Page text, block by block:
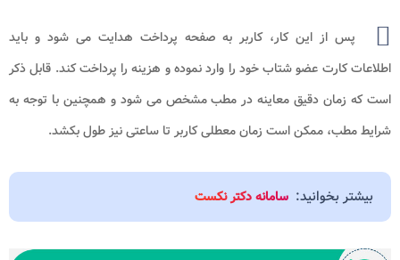
پس از این کار، کاربر به صفحه پرداخت هدایت می شود و باید
اطلاعات کارت عضو شتاب خود را وارد نموده و هزینه را پرداخت کند. قابل ذکر
است که زمان دقیق معاینه در مطب مشخص می شود و همچنین با توجه به
شرایط مطب، ممکن است زمان معطلی کاربر تا ساعتی نیز طول بکشد.
بیشتر بخوانید: سامانه دکتر نکست